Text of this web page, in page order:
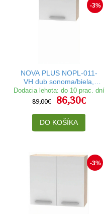
-3%
NOVA PLUS NOPL-011-
VH dub sonoma/biela,
horná výklopná skrinka v
šírke 60 cm
Dodacia lehota: do 10 prac. dní
89,00€
86,30€
DO KOŠÍKA
-3%